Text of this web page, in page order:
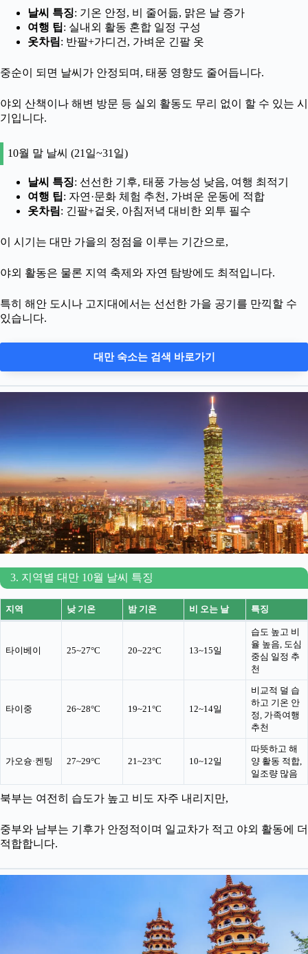
날씨 특징: 기온 안정, 비 줄어듦, 맑은 날 증가
여행 팁: 실내외 활동 혼합 일정 구성
옷차림: 반팔+가디건, 가벼운 긴팔 옷
중순이 되면 날씨가 안정되며, 태풍 영향도 줄어듭니다.
야외 산책이나 해변 방문 등 실외 활동도 무리 없이 할 수 있는 시
기입니다.
10월 말 날씨 (21일~31일)
날씨 특징: 선선한 기후, 태풍 가능성 낮음, 여행 최적기
여행 팁: 자연·문화 체험 추천, 가벼운 운동에 적합
옷차림: 긴팔+겉옷, 아침저녁 대비한 외투 필수
이 시기는 대만 가을의 정점을 이루는 기간으로,
야외 활동은 물론 지역 축제와 자연 탐방에도 최적입니다.
특히 해안 도시나 고지대에서는 선선한 가을 공기를 만끽할 수
있습니다.
대만 숙소는 검색 바로가기
3. 지역별 대만 10월 날씨 특징
지역 낮 기온 밤 기온 비 오는 날 특징
타이베이 25~27°C 20~22°C 13~15일
습도 높고 비
율 높음, 도심
중심 일정 추
천
타이중 26~28°C 19~21°C 12~14일
비교적 덜 습
하고 기온 안
정, 가족여행
추천
가오슝·켄팅 27~29°C 21~23°C 10~12일
따뜻하고 해
양 활동 적합,
일조량 많음
북부는 여전히 습도가 높고 비도 자주 내리지만,
중부와 남부는 기후가 안정적이며 일교차가 적고 야외 활동에 더
적합합니다.